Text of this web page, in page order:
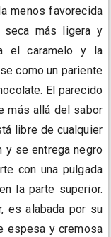
menos favorecida
seca más ligera y
el caramelo y la
como un pariente
El parecido
más allá del sabor
libre de cualquier
y se entrega negro
con una pulgada
la parte superior.
es alabada por su
espesa y cremosa